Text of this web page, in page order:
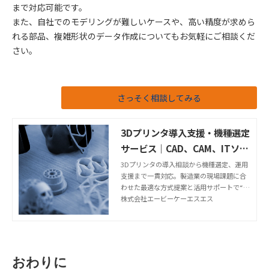
まで対応可能です。
また、自社でのモデリングが難しいケースや、高い精度が求めら
れる部品、複雑形状のデータ作成についてもお気軽にご相談くだ
さい。
さっそく相談してみる
3Dプリンタ導入支援・機種選定
サービス｜CAD、CAM、ITソリ
ューションのABKSS
3Dプリンタの導入相談から機種選定、運用
支援まで一貫対応。製造業の現場課題に合
わせた最適な方式提案と活用サポートで“使
える3Dプリンタ”を実現します。近畿2府4
株式会社エービーケーエスエス
おわりに